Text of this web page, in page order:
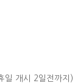
일 개시 2일전까지)